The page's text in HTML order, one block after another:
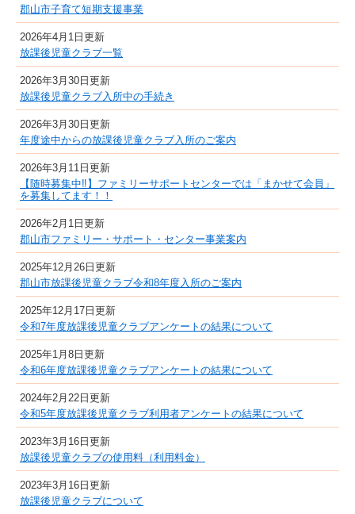
郡山市子育て短期支援事業
2026年4月1日更新
放課後児童クラブ一覧
2026年3月30日更新
放課後児童クラブ入所中の手続き
2026年3月30日更新
年度途中からの放課後児童クラブ入所のご案内
2026年3月11日更新
【随時募集中‼】ファミリーサポートセンターでは「まかせて会員」
を募集してます！！
2026年2月1日更新
郡山市ファミリー・サポート・センター事業案内
2025年12月26日更新
郡山市放課後児童クラブ令和8年度入所のご案内
2025年12月17日更新
令和7年度放課後児童クラブアンケートの結果について
2025年1月8日更新
令和6年度放課後児童クラブアンケートの結果について
2024年2月22日更新
令和5年度放課後児童クラブ利用者アンケートの結果について
2023年3月16日更新
放課後児童クラブの使用料（利用料金）
2023年3月16日更新
放課後児童クラブについて